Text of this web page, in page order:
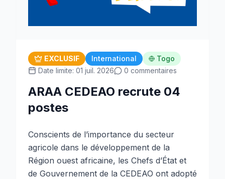
EXCLUSIF International
Togo
Date limite: 01 juil. 2026
0 commentaires
ARAA CEDEAO recrute 04
postes
Conscients de l’importance du secteur
agricole dans le développement de la
Région ouest africaine, les Chefs d’État et
de Gouvernement de la CEDEAO ont adopté